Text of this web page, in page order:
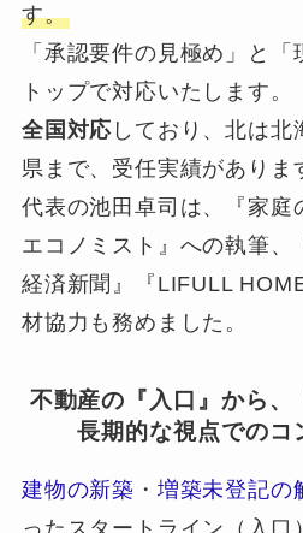
す。
「承認要件の見極め」と
トップで対応いたします。
全国対応 しており、北は北
県まで、受任実績がありま
代表の池田卓司は、『家庭
エコノミスト』への執筆、
経済新聞』『LIFULL
材協力も務めました。
不動産の『入口』から、
長期的な視点でのコ
建物の新築 ・ 増築未登記の
ったスタートライン（入口